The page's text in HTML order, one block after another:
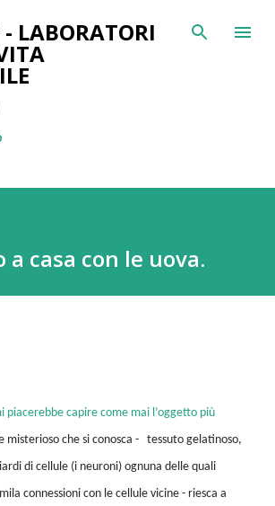
ai contenuti principali
- LABORATORI
a casa con le uova.
piacerebbe capire come mai l’oggetto più
misterioso che si conosca - tessuto gelatinoso,
di cellule (i neuroni) ognuna delle quali
connessioni con le cellule vicine - riesca a